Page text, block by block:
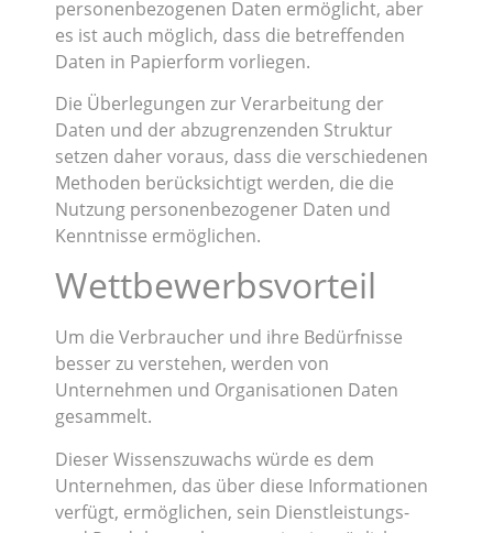
personenbezogenen Daten ermöglicht, aber
es ist auch möglich, dass die betreffenden
Daten in Papierform vorliegen.
Die Überlegungen zur Verarbeitung der
Daten und der abzugrenzenden Struktur
setzen daher voraus, dass die verschiedenen
Methoden berücksichtigt werden, die die
Nutzung personenbezogener Daten und
Kenntnisse ermöglichen.
Wettbewerbsvorteil
Um die Verbraucher und ihre Bedürfnisse
besser zu verstehen, werden von
Unternehmen und Organisationen Daten
gesammelt.
Dieser Wissenszuwachs würde es dem
Unternehmen, das über diese Informationen
verfügt, ermöglichen, sein Dienstleistungs-